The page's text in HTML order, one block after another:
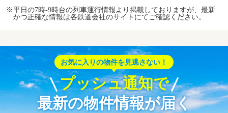
※平日の7時-9時台の列車運行情報より掲載しておりますが、最新
かつ正確な情報は各鉄道会社のサイトにてご確認ください。
お気に入りの物件を見逃さない！
プッシュ通知で
最新の物件情報が届く